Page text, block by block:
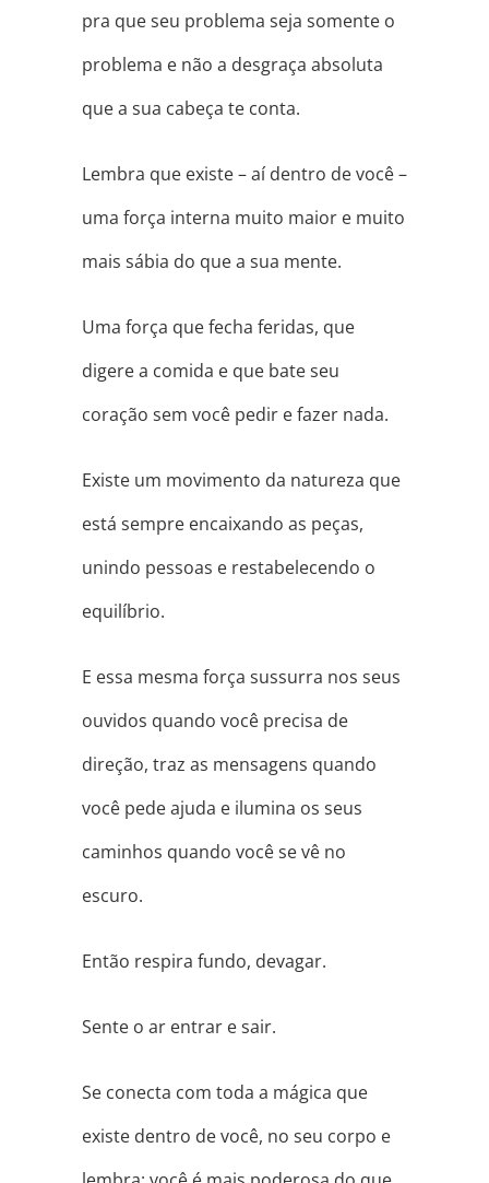
pra que seu problema seja somente o
problema e não a desgraça absoluta
que a sua cabeça te conta.
Lembra que existe – aí dentro de você –
uma força interna muito maior e muito
mais sábia do que a sua mente.
Uma força que fecha feridas, que
digere a comida e que bate seu
coração sem você pedir e fazer nada.
Existe um movimento da natureza que
está sempre encaixando as peças,
unindo pessoas e restabelecendo o
equilíbrio.
E essa mesma força sussurra nos seus
ouvidos quando você precisa de
direção, traz as mensagens quando
você pede ajuda e ilumina os seus
caminhos quando você se vê no
escuro.
Então respira fundo, devagar.
Sente o ar entrar e sair.
Se conecta com toda a mágica que
existe dentro de você, no seu corpo e